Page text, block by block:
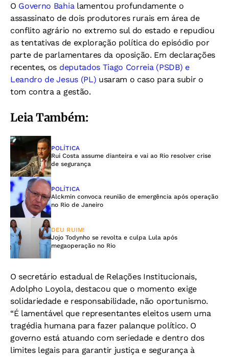
O Governo Bahialamentou profundamente o
assassinato de dois produtores rurais em área de
conflito agrário no extremo sul do estado e repudiou
as tentativas de exploração política do episódio por
parte de parlamentares da oposição. Em declarações
recentes, os deputados Tiago Correia (PSDB) e
Leandro de Jesus (PL) usaram o caso para subir o
tom contra a gestão.
Leia Também:
POLÍTICA
Rui Costa assume dianteira e vai ao Rio resolver crise
de segurança
POLÍTICA
Alckmin convoca reunião de emergência após operação
no Rio de Janeiro
DEU RUIM!
Jojo Todynho se revolta e culpa Lula após
megaoperação no Rio
O secretário estadual de Relações Institucionais,
Adolpho Loyola, destacou que o momento exige
solidariedade e responsabilidade, não oportunismo.
“É lamentável que representantes eleitos usem uma
tragédia humana para fazer palanque político. O
governo está atuando com seriedade e dentro dos
limites legais para garantir justiça e segurança à